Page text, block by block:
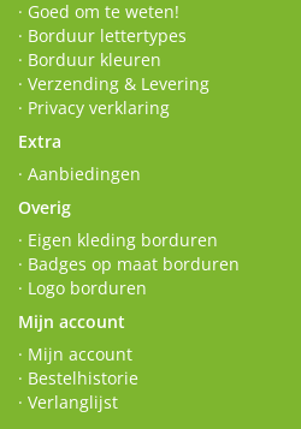
· Goed om te weten!
· Borduur lettertypes
· Borduur kleuren
· Verzending & Levering
· Privacy verklaring
Extra
· Aanbiedingen
Overig
· Eigen kleding borduren
· Badges op maat borduren
· Logo borduren
Mijn account
· Mijn account
· Bestelhistorie
· Verlanglijst